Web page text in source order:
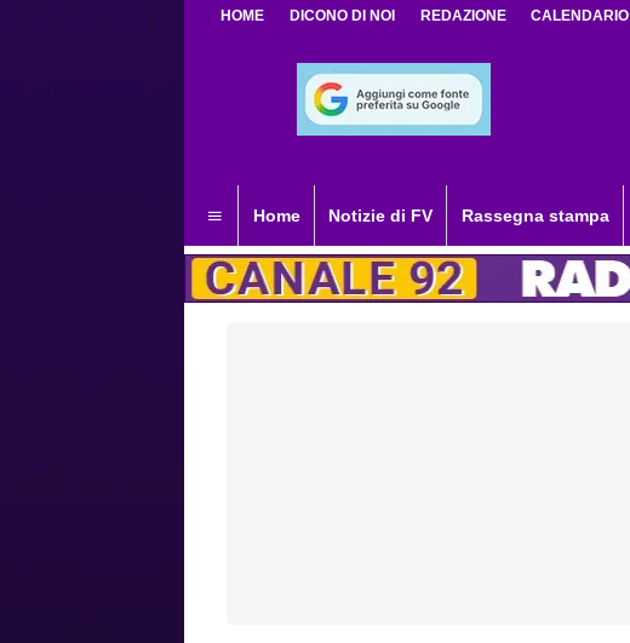
HOME DICONO DI NOI REDAZIONE CALENDARIO
Home Notizie di FV Rassegna stampa